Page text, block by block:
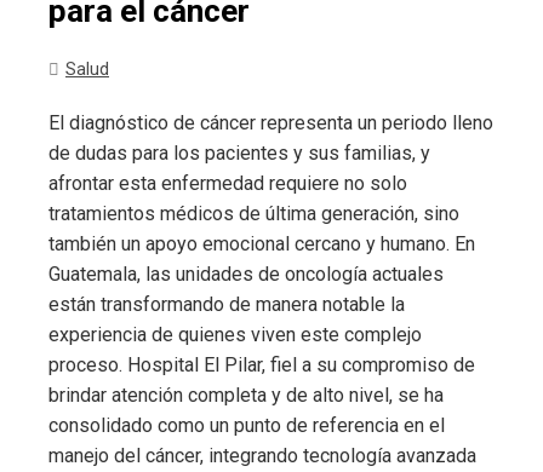
para el cáncer
Salud
El diagnóstico de cáncer representa un periodo lleno
de dudas para los pacientes y sus familias, y
afrontar esta enfermedad requiere no solo
tratamientos médicos de última generación, sino
también un apoyo emocional cercano y humano. En
Guatemala, las unidades de oncología actuales
están transformando de manera notable la
experiencia de quienes viven este complejo
proceso. Hospital El Pilar, fiel a su compromiso de
brindar atención completa y de alto nivel, se ha
consolidado como un punto de referencia en el
manejo del cáncer, integrando tecnología avanzada